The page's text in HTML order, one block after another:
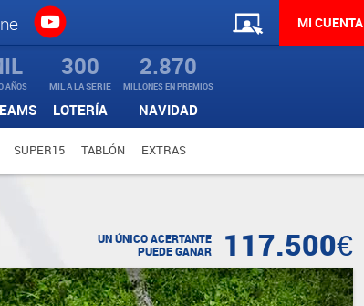
MI CUENTA
AÑOS
300
MIL A LA SERIE
LOTERÍA
2.870
MILLONES EN PREMIOS
NAVIDAD
SUPER15 TABLÓN EXTRAS
UN ÚNICO ACERTANTE
PUEDE GANAR
117.500€